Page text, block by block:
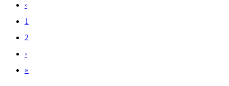
‹
1
2
›
»